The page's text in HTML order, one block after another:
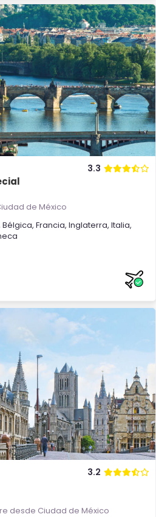
3.3
de México
Bélgica, Francia, Inglaterra, Italia,
3.2
desde Ciudad de México